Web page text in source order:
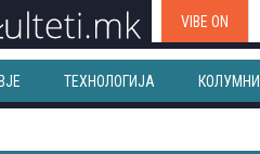
VIBE ON
ТЕХНОЛОГИЈА КОЛУМНИ